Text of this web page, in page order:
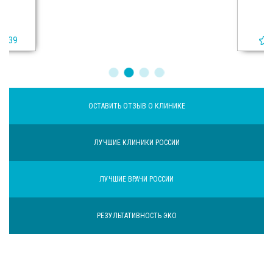
39
ОСТАВИТЬ ОТЗЫВ О КЛИНИКЕ
ЛУЧШИЕ КЛИНИКИ РОССИИ
ЛУЧШИЕ ВРАЧИ РОССИИ
РЕЗУЛЬТАТИВНОСТЬ ЭКО